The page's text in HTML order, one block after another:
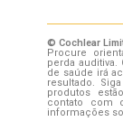
© Cochlear
Procure
perda
de saúde irá
resultado.
produtos
contato com
informações